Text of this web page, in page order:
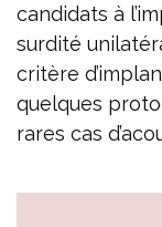
candidats à
surdité
critère
quelques
rares cas